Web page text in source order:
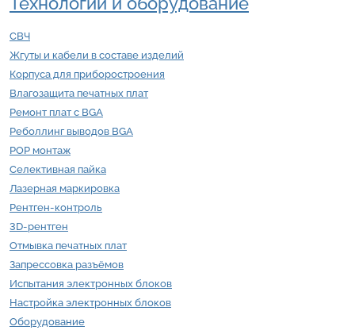
СВЧ
Жгуты и кабели в составе изделий
Корпуса для приборостроения
Влагозащита печатных плат
Ремонт плат с BGA
Реболлинг выводов BGA
POP монтаж
Селективная пайка
Лазерная маркировка
Рентген-контроль
3D-рентген
Отмывка печатных плат
Запрессовка разъёмов
Испытания электронных блоков
Настройка электронных блоков
Оборудование